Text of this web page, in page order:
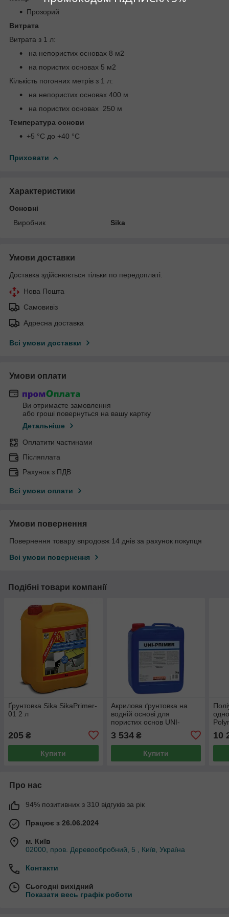
Прозорий
Витрата
Витрата з 1 л:
на непористих основах 8 м2
на пористих основах 5 м2
Кількість погонних метрів з 1 л:
на непористих основах 400 м
на пористих основах 250 м
Температура основи
+5 °C до +40 °C
Приховати
Характеристики
Основні
Виробник
Sika
Умови доставки
Доставка здійснюється тільки по передоплаті.
Нова Пошта
Самовивіз
Адресна доставка
Всі умови доставки
Умови оплати
Ви отримаєте замовлення
або гроші повернуться на вашу картку
Детальніше
Оплатити частинами
Післяплата
Рахунок з ПДВ
Всі умови оплати
Умови повернення
Повернення товару впродовж 14 днів за рахунок покупця
Всі умови повернення
Подібні товари компанії
Ґрунтовка Sika SikaPrimer-
01 2 л
205 ₴
Купити
Акрилова ґрунтовка на
водній основі для
пористих основ UNI-
3 534₴
Купити
10
Про нас
94% позитивних з 310 відгуків за рік
Працює з 26.06.2024
м. Київ
02000, пров. Деревообробний, 5 , Київ, Україна
Контакти
Сьогодні вихідний
Показати весь графік роботи